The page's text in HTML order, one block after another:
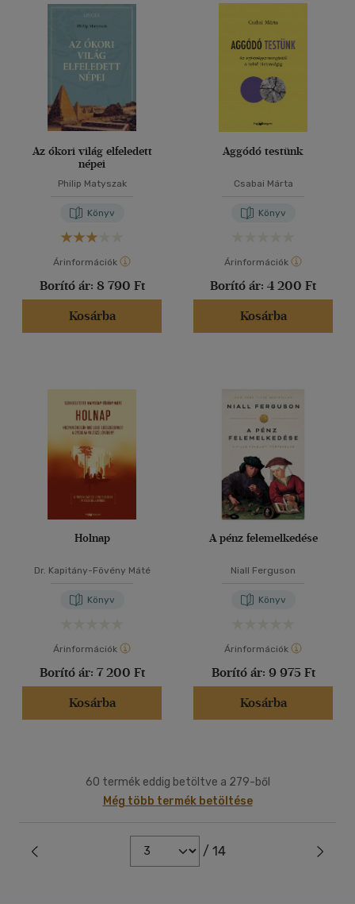
Az ókori világ elfeledett
népei
Philip Matyszak
Könyv
Árinformációk
Borító ár: 8 790 Ft
Kosárba
Aggódó testünk
Csabai Márta
Könyv
Árinformációk
Borító ár: 4 200 Ft
Kosárba
Holnap
Dr. Kapitány-Fövény Máté
Könyv
Árinformációk
Borító ár: 7 200 Ft
Kosárba
A pénz felemelkedése
Niall Ferguson
Könyv
Árinformációk
Borító ár: 9 975 Ft
Kosárba
60 termék eddig betöltve a 279-ből
Még több termék betöltése
/ 14